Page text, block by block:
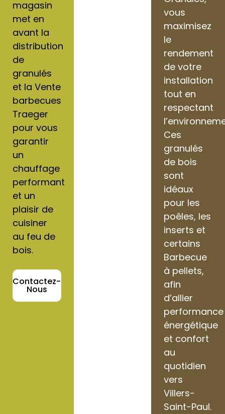
magasin
met en
avant la
distribution
de
granulés
et la Vente
barbecues
Traeger
pour vous
garantir
un
chauffage
performant
et un
plaisir de
cuisiner
au feu de
bois.
Contactez-
Nous
vous
maximisez
le
rendement
de votre
installation
tout en
respectant
Ces
granulés
de bois
sont
idéaux
pour les
poêles, les
inserts et
certains
Barbecue
à pellets,
afin
d’allier
performance
énergétique
et confort
au
quotidien
vers
Villers-
Saint-Paul.